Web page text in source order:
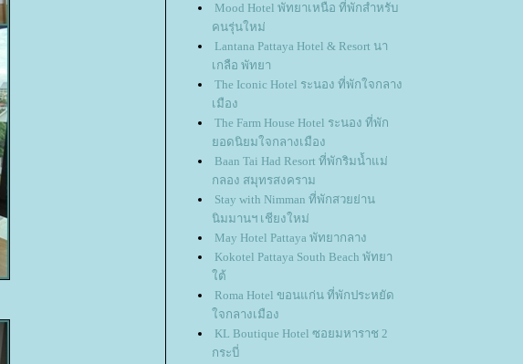
Mood Hotel พัทยาเหนือ ที่พักสำหรับ
คนรุ่นใหม่
Lantana Pattaya Hotel & Resort นา
เกลือ พัทยา
The Iconic Hotel ระนอง ที่พักใจกลาง
เมือง
The Farm House Hotel ระนอง ที่พัก
อดนิยมใจกลางเมือง
Baan Tai Had Resort ที่พักริมน้ำแม่
กลอง สมุทรสงคราม
Stay with Nimman ที่พักสวยย่าน
นิมมานฯ เชียงใหม่
May Hotel Pattaya พัทยากลาง
Kokotel Pattaya South Beach พัทยา
ต้
Roma Hotel ขอนแก่น ที่พักประหยัด
จกลางเมือง
KL Boutique Hotel ซอยมหาราช 2
กระบี่